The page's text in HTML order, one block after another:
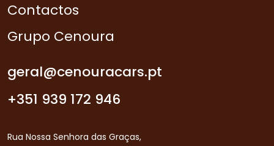
Contactos
Grupo Cenoura
geral@cenouracars.pt
+351 939 172 946
Rua Nossa Senhora das Graças,